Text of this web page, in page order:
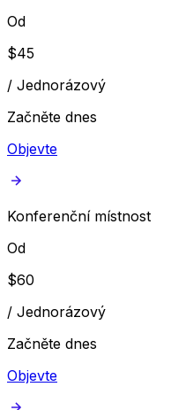
Od
$45
/ Jednorázový
Začněte dnes
Objevte
Konferenční místnost
Od
$60
/ Jednorázový
Začněte dnes
Objevte